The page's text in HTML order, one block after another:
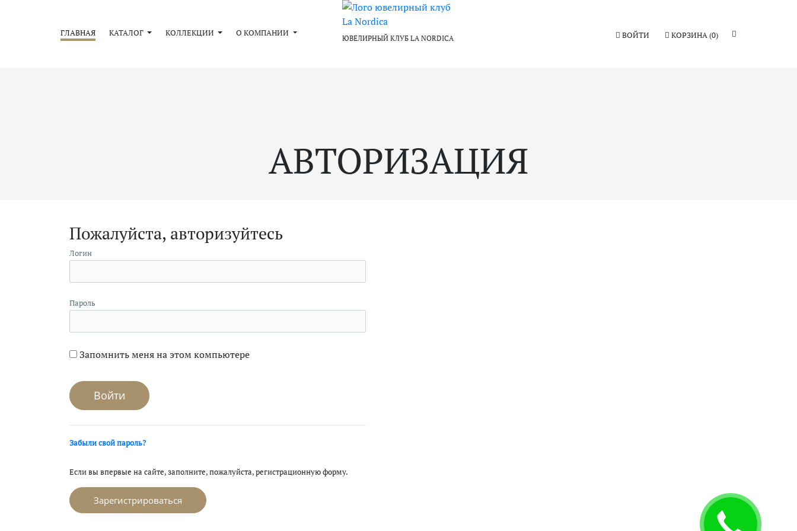
ГЛАВНАЯ КАТАЛОГ КОЛЛЕКЦИИ О КОМПАНИИ ЮВЕЛИРНЫЙ КЛУБ LA NORDICA ВОЙТИ КОРЗИНА(0)
АВТОРИЗАЦИЯ
Пожалуйста, авторизуйтесь
Логин
Пароль
Запомнить меня на этом компьютере
Забыли свой пароль?
Если вы впервые на сайте, заполните, пожалуйста, регистрационную форму.
Зарегистрироваться